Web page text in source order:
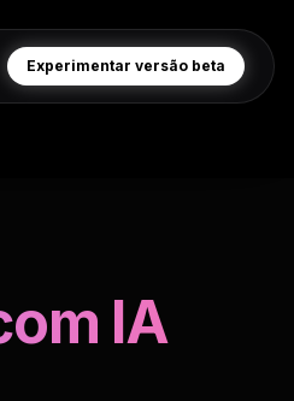
Experimentar versão beta
IA